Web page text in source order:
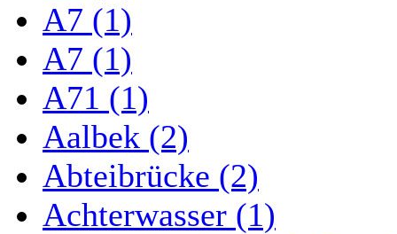
A7 (1)
A7 (1)
A71 (1)
Aalbek (2)
Abteibrücke (2)
Achterwasser (1)